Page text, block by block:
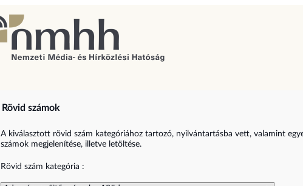
Rövid számok
A kiválasztott rövid szám kategóriához tartozó, nyilvántartásba vett, valamint
számok megjelenítése, illetve letöltése.
Rövid szám kategória :